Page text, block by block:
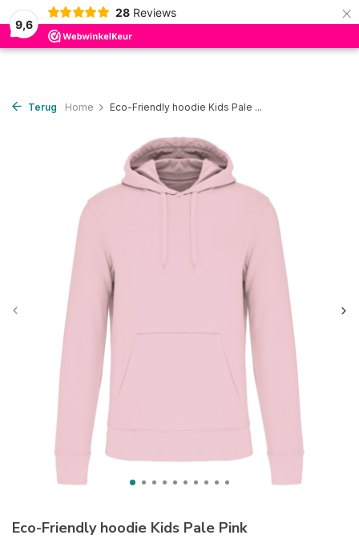
9,6
28 Reviews ×
0
Terug Home Eco-Friendly hoodie Kids Pale ...
Eco-Friendly hoodie Kids Pale Pink